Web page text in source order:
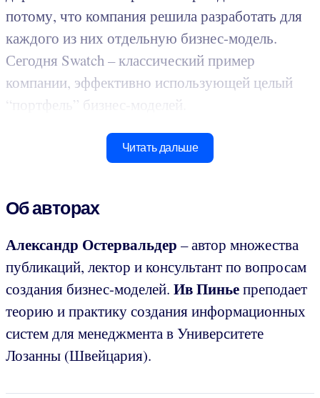
потому, что компания решила разработать для
каждого из них отдельную бизнес-модель.
Сегодня Swatch – классический пример
компании, эффективно использующей целый
“портфель” бизнес-моделей.
Читать дальше
Об авторах
Александр Остервальдер – автор множества
публикаций, лектор и консультант по вопросам
создания бизнес-моделей. Ив Пиньепреподает
теорию и практику создания информационных
систем для менеджмента в Университете
Лозанны (Швейцария).